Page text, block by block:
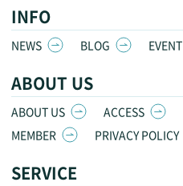
INFO
NEWS BLOG EVENT
ABOUT US
ABOUT US ACCESS
MEMBER
PRIVACY POLICY
SERVICE